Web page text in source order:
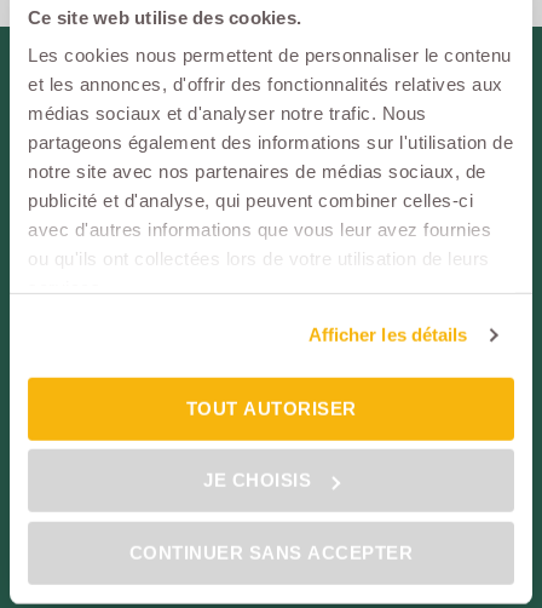
Ce site web utilise des cookies.
Les cookies nous permettent de personnaliser le contenu
et les annonces, d'offrir des fonctionnalités relatives aux
médias sociaux et d'analyser notre trafic. Nous
partageons également des informations sur l'utilisation de
notre site avec nos partenaires de médias sociaux, de
publicité et d'analyse, qui peuvent combiner celles-ci
avec d'autres informations que vous leur avez fournies
ou qu'ils ont collectées lors de votre utilisation de leurs
Afficher les détails
TOUT AUTORISER
JE CHOISIS
CONTINUER SANS ACCEPTER
Espace
Partenaire
Espace
Assuré
SUIVEZ-NOUS !
Assurance Emprunteur
L'assurance Emprunteur
Changer d’assurance prêt immobilier